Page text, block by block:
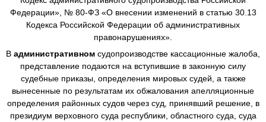
Федерации», № 80-ФЗ «О внесении изменений в статью 30.13
Кодекса Российской Федерации об административных
правонарушениях».
В административном судопроизводстве кассационные жалоба,
представление подаются на вступившие в законную силу
судебные приказы, определения мировых судей, а также
вынесенные по результатам их обжалования апелляционные
определения районных судов через суд, принявший решение, в
президиум верховного суда республики, областного суда, суда